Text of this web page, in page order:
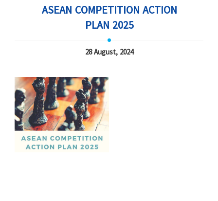
ASEAN COMPETITION ACTION
PLAN 2025
28 August, 2024